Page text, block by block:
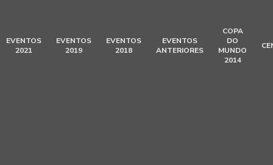
EVENTOS
2021
EVENTOS
2019
EVENTOS
2018
EVENTOS
ANTERIORES
COPA
DO
MUNDO
2014